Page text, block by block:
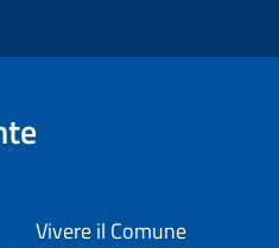
Vivere il Comune